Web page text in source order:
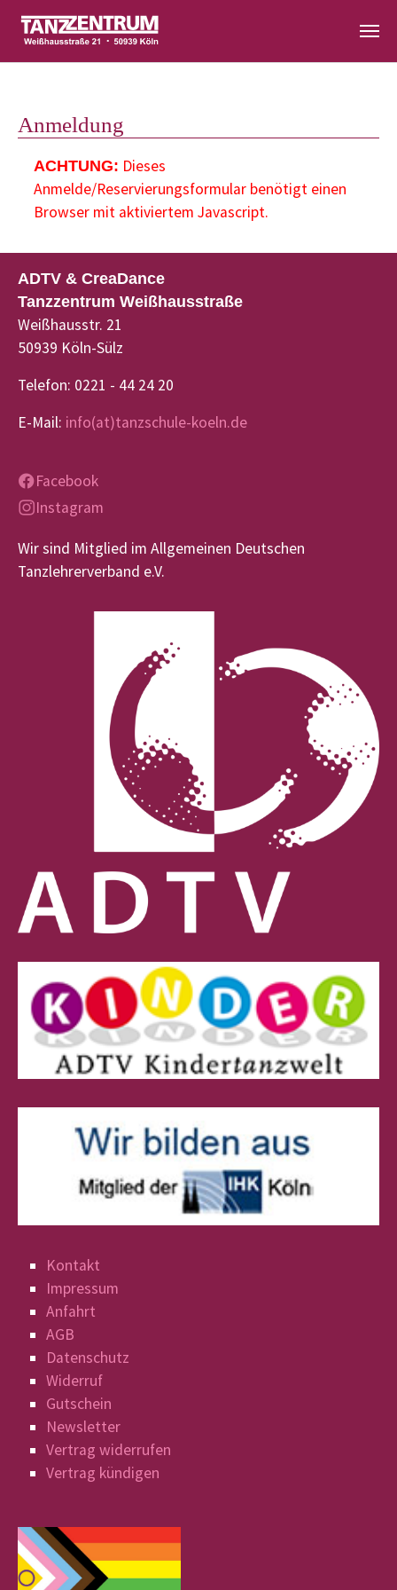
Anmeldung
ACHTUNG: Dieses
Anmelde/Reservierungsformular benötigt einen
Browser mit aktiviertem Javascript.
ADTV & CreaDance
Tanzzentrum Weißhausstraße
Weißhausstr. 21
50939 Köln-Sülz
Telefon: 0221 - 44 24 20
E-Mail: info(at)tanzschule-koeln.de
Facebook
Instagram
Wir sind Mitglied im Allgemeinen Deutschen
Tanzlehrerverband e.V.
Kontakt
Impressum
Anfahrt
AGB
Datenschutz
Widerruf
Gutschein
Newsletter
Vertrag widerrufen
Vertrag kündigen